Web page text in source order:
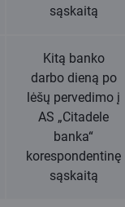
sąskaitą
Kitą banko
darbo dieną po
lėšų pervedimo į
AS „Citadele
banka“
korespondentinę
sąskaitą